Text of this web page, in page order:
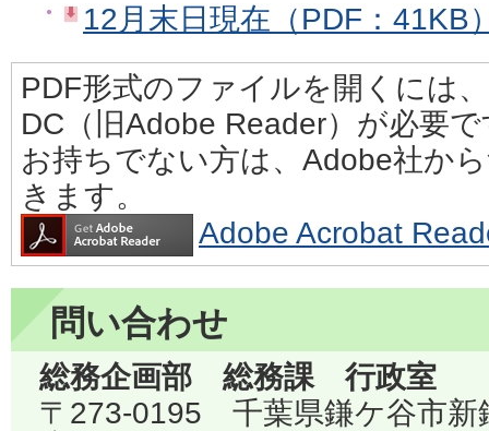
12月末日現在（PDF：41KB
PDF形式のファイルを開くには
DC（旧Adobe Reader）が必要
お持ちでない方は、Adobe社か
きます。
Adobe Acrobat
問い合わせ
総務企画部 総務課 行政室
〒273-0195 千葉県鎌ケ谷市